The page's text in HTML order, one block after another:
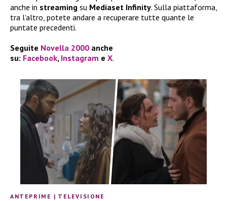
anche in streaming su Mediaset Infinity. Sulla piattaforma,
tra l’altro, potete andare a recuperare tutte quante le
puntate precedenti.
Seguite Novella 2000 anche
su: Facebook, Instagram e X.
ANTEPRIME | TELEVISIONE